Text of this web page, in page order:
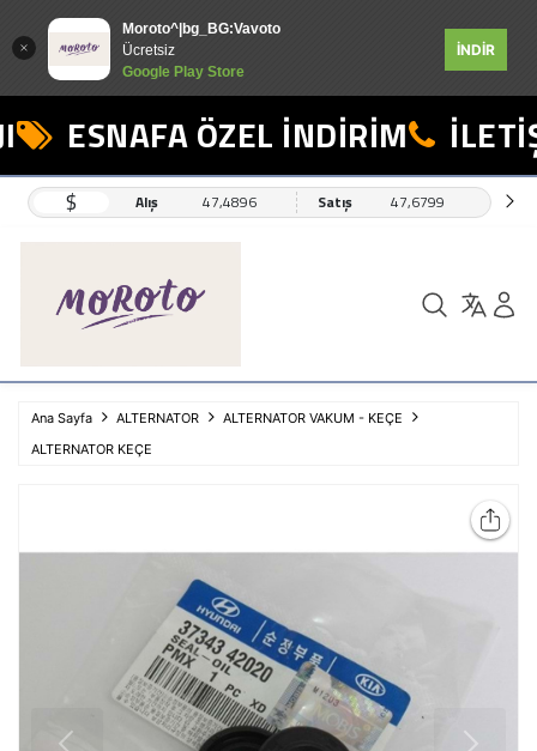
Moroto^|bg_BG:Vavoto
Ücretsiz
Google Play Store
İNDİR
ESNAFA ÖZEL İNDİRİM
$ Alış 47,4896 Satış 47,6799
Ana Sayfa ALTERNATOR
ALTERNATOR VAKUM - KEÇE
ALTERNATOR KEÇE